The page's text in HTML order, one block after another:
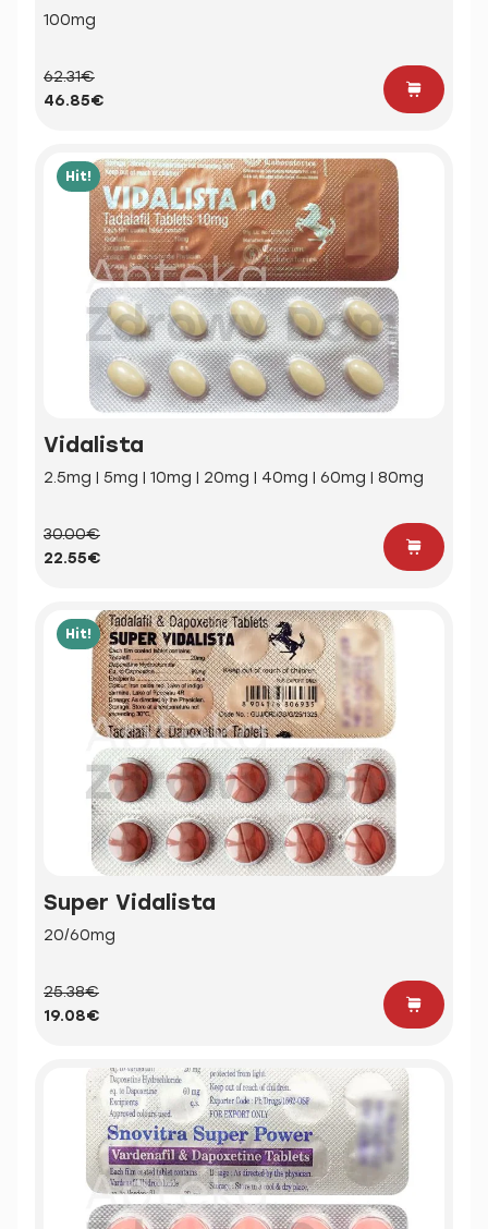
100mg
62.31€
46.85€
Hit!
Vidalista
2.5mg | 5mg | 10mg | 20mg | 40mg | 60mg | 80mg
30.00€
22.55€
Hit!
Super Vidalista
20/60mg
25.38€
19.08€